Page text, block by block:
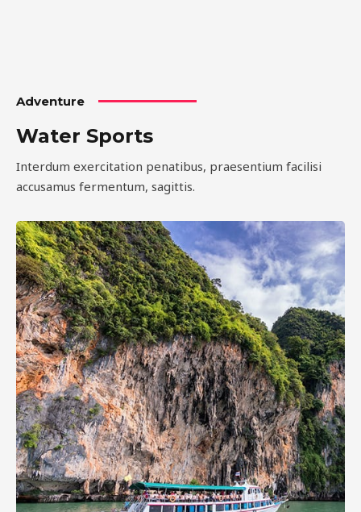
Adventure
Water Sports
Interdum exercitation penatibus, praesentium facilisi
accusamus fermentum, sagittis.